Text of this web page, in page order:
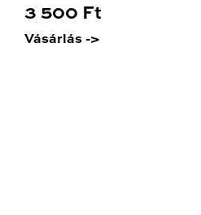
3 500 Ft
Vásárlás ->